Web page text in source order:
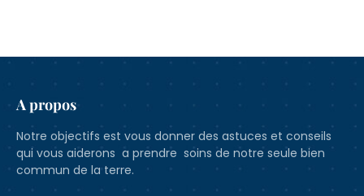
A propos
Notre objectifs est vous donner des astuces et conseils
qui vous aiderons a prendre soins de notre seule bien
commun de la terre.